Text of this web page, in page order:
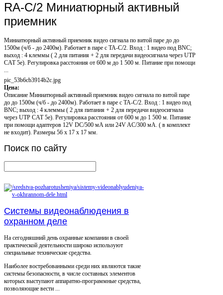
RA-C/2 Миниатюрный активный
приемник
Миниатюрный активный приемник видео сигнала по витой паре до до
1500м (ч/б - до 2400м). Работает в паре с TA-C/2. Вход : 1 видео под BNC;
выход : 4 клеммы ( 2 для питания + 2 для передачи видеосигнала через UTP
CAT 5e). Регулировка расстояния от 600 м до 1 500 м. Питание при помощи
pic_53b6cb3914b2c.jpg
Цена:
Описание Миниатюрный активный приемник видео сигнала по витой паре
до до 1500м (ч/б - до 2400м). Работает в паре с TA-C/2. Вход : 1 видео под
BNC; выход : 4 клеммы ( 2 для питания + 2 для передачи видеосигнала
через UTP CAT 5e). Регулировка расстояния от 600 м до 1 500 м. Питание
при помощи адаптеров 12V DC/500 мА или 24V AC/300 мА. ( в комплект
не входит). Размеры 56 x 17 x 17 мм.
Поиск по сайту
Системы видеонаблюдения в
охранном деле
На сегодняшний день охранные компании в своей
практической деятельности широко используют
специальные технические средства.
Наиболее востребованными среди них являются такие
системы безопасности, в числе составных элементов
которых выступают аппаратно-программные средства,
позволяющие вести ...